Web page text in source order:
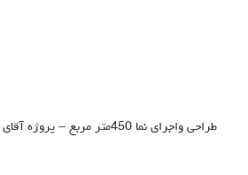
طراحی واجرای نما 450متر مربع – پروژه آقای نوفلاح